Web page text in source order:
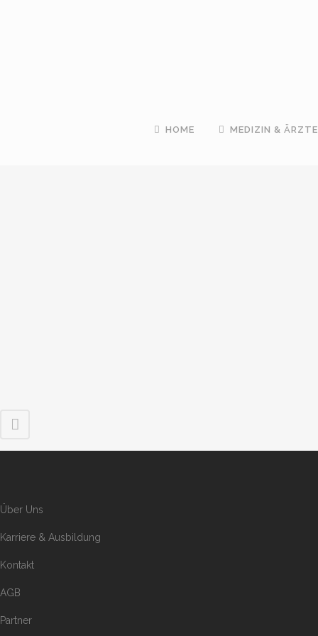
HOME MEDIZIN & ÄRZTE
Über Uns
Karriere & Ausbildung
Kontakt
AGB
Partner